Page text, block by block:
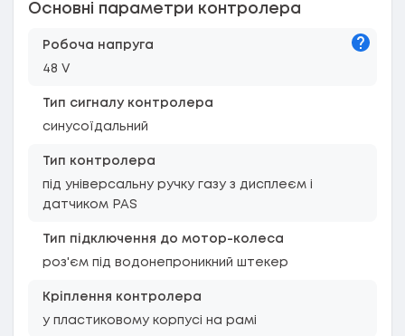
Основні параметри контролера
Робоча напруга
48 V
Тип сигналу контролера
синусоїдальний
Тип контролера
під універсальну ручку газу з дисплеєм і
датчиком PAS
Тип підключення до мотор-колеса
роз'єм під водонепроникний штекер
Кріплення контролера
у пластиковому корпусі на рамі